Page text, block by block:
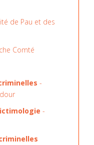
de Pau et des
Comté
-
-